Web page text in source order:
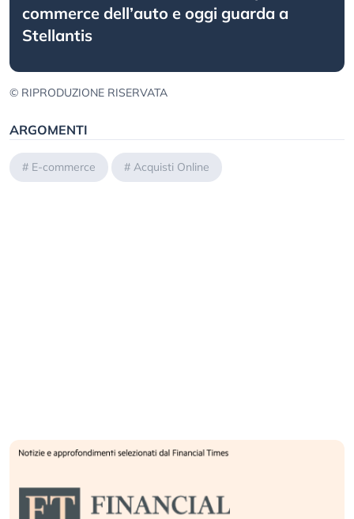
commerce dell’auto e oggi guarda a
Stellantis
© RIPRODUZIONE RISERVATA
ARGOMENTI
# E-commerce # Acquisti Online